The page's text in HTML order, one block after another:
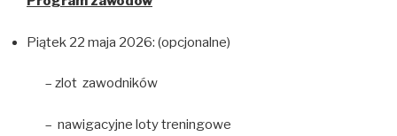
Piątek 22 maja 2026: (opcjonalne)
– zlot zawodników
– nawigacyjne loty treningowe